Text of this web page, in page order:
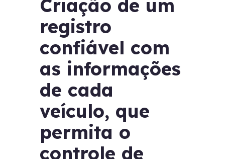
Criação de um
registro
confiável com
as informações
de cada
veículo, que
permita o
controle de